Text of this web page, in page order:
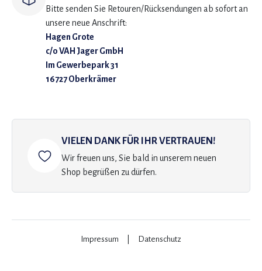
Bitte senden Sie Retouren/Rücksendungen ab sofort an
unsere neue Anschrift:
Hagen Grote
c/o VAH Jager GmbH
Im Gewerbepark 31
16727 Oberkrämer
VIELEN DANK FÜR IHR VERTRAUEN!
Wir freuen uns, Sie bald in unserem neuen
Shop begrüßen zu dürfen.
Impressum Datenschutz